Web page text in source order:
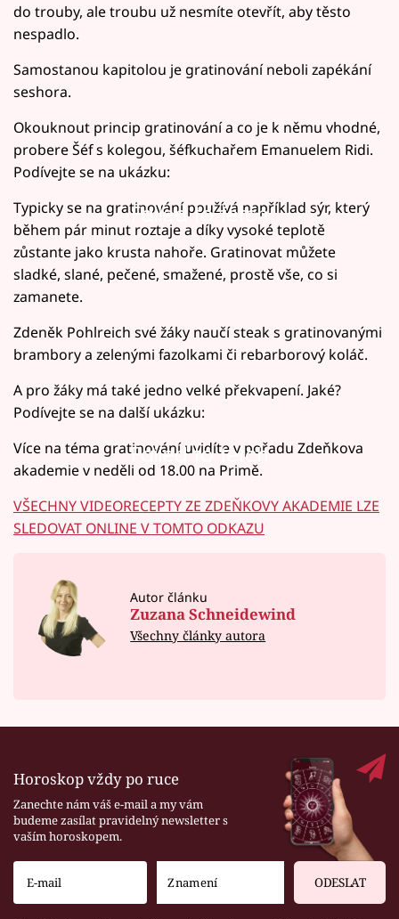
do trouby, ale troubu už nesmíte otevřít, aby těsto
nespadlo.
Samostanou kapitolou je gratinování neboli zapékání
seshora.
Okouknout princip gratinování a co je k němu vhodné,
probere Šéf s kolegou, šéfkuchařem Emanuelem Ridi.
Podívejte se na ukázku:
Failed to fetch
Typicky se na gratinování používá například sýr, který
během pár minut roztaje a díky vysoké teplotě
zůstante jako krusta nahoře. Gratinovat můžete
sladké, slané, pečené, smažené, prostě vše, co si
zamanete.
Zdeněk Pohlreich své žáky naučí steak s gratinovanými
brambory a zelenými fazolkami či rebarborový koláč.
A pro žáky má také jedno velké překvapení. Jaké?
Podívejte se na další ukázku:
Failed to fetch
Více na téma gratinování uvidíte v pořadu Zdeňkova
akademie v neděli od 18.00 na Primě.
VŠECHNY VIDEORECEPTY ZE ZDEŇKOVY AKADEMIE LZE
SLEDOVAT ONLINE V TOMTO ODKAZU
Autor článku
Zuzana Schneidewind
Všechny články autora
Horoskop vždy po ruce
Zanechte nám váš e-mail a my vám
budeme zasílat pravidelný newsletter s
vaším horoskopem.
ODESLAT